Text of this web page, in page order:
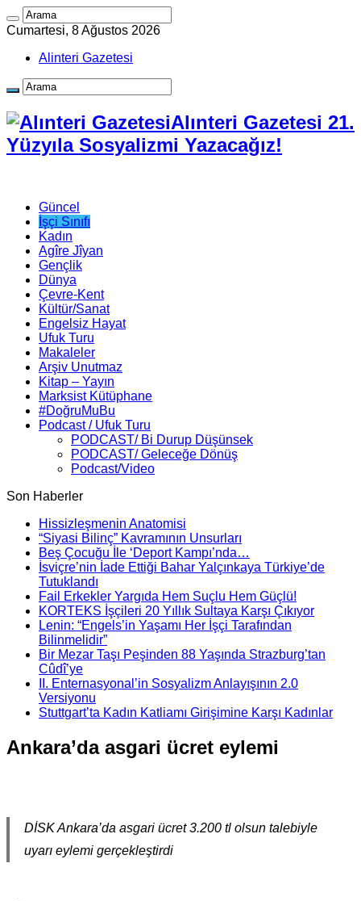
Cumartesi, 8 Ağustos 2026
Alinteri Gazetesi
Alınteri Gazetesi 21.
Yüzyıla Sosyalizmi Yazacağız!
Güncel
İşçi Sınıfı
Kadın
Agîre Jîyan
Gençlik
Dünya
Çevre-Kent
Kültür/Sanat
Engelsiz Hayat
Ufuk Turu
Makaleler
Arşiv Unutmaz
Kitap – Yayın
Marksist Kütüphane
#DoğruMuBu
Podcast / Ufuk Turu
PODCAST/ Bi Durup Düşünsek
PODCAST/ Geleceğe Dönüş
Podcast/Video
Son Haberler
Hissizleşmenin Anatomisi
“Siyasi Bilinç” Kavramının Unsurları
Beş Çocuğu İle ‘Deport Kampı’nda…
İsviçre’nin İade Ettiği Bahar Yalçınkaya Türkiye’de
Tutuklandı
Fail Erkekler Yargıda Hem Suçlu Hem Güçlü!
KORTEKS İşçileri 20 Yıllık Sultaya Karşı Çıkıyor
Lenin: “Engels’in Yaşamı Her İşçi Tarafından
Bilinmelidir”
Bir Mezar Taşı Peşinden 88 Yaşında Strazburg’tan
Cûdî’ye
II. Enternasyonal’in Sosyalizm Anlayışının 2.0
Versiyonu
Stuttgart’ta Kadın Katliamı Girişimine Karşı Kadınlar
Ankara’da asgari ücret eylemi
DİSK Ankara’da asgari ücret 3.200 tl olsun talebiyle
uyarı eylemi gerçekleştirdi